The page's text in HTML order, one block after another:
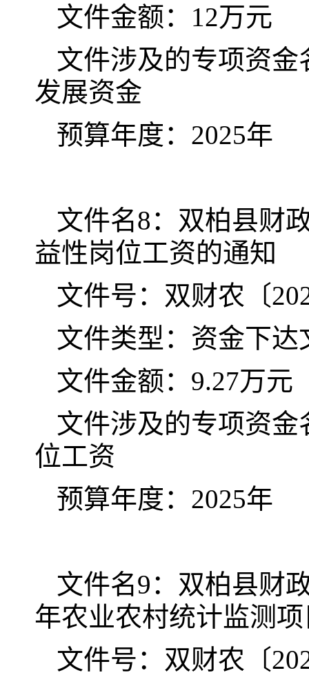
文件金额：12万元
文件涉及的专项资
发展资金
预算年度：2025年
文件名8：双柏县财
益性岗位工资的通知
文件号：双财农〔
文件类型：资金下达
文件金额：9.27万元
文件涉及的专项资
位工资
预算年度：2025年
文件名9：双柏县财
年农业农村统计监测
文件号：双财农〔